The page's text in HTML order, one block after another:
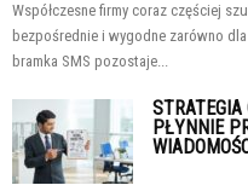
Współczesne firmy coraz częściej
bezpośrednie i wygodne zarówno
bramka SMS pozostaje...
PŁYNNIE